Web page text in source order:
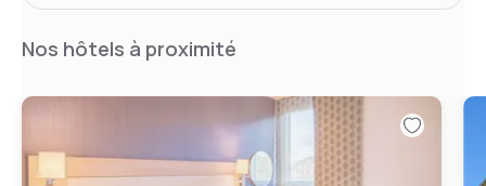
Nos hôtels à proximité